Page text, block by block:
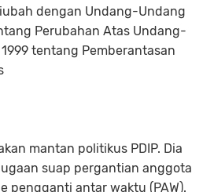
dengan Undang-Undang
Perubahan Atas Undang-
tentang Pemberantasan
mantan politikus PDIP. Dia
suap pergantian anggota
pengganti antar waktu (PAW).